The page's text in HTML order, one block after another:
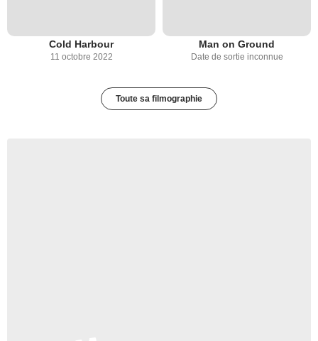
Cold Harbour
11 octobre 2022
Man on Ground
Date de sortie inconnue
Toute sa filmographie